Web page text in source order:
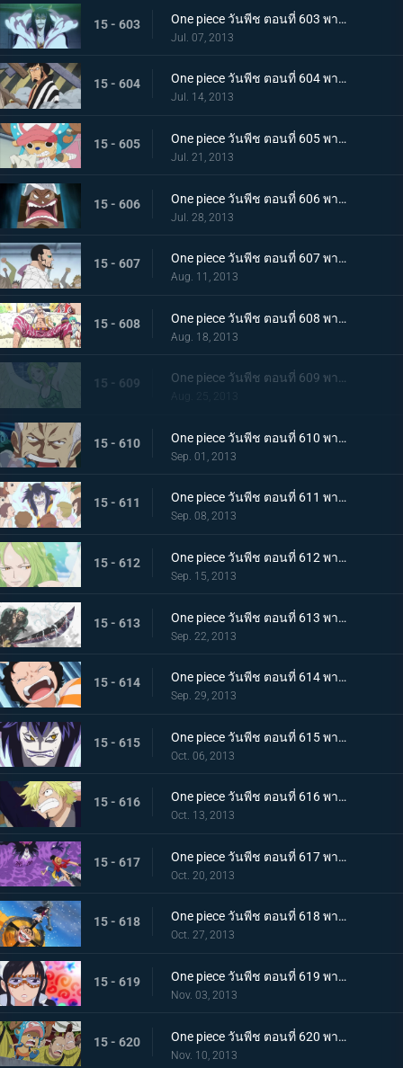
15 - 603 One piece วันพีช ตอนที่ 603 พากย์ไทย เปิดฉากตอบโต้! ลูฟี่ ลอว์หลบหนีครั้งใหญ่
Jul. 07, 2013
15 - 604 One piece วันพีช ตอนที่ 604 พากย์ไทย มุ่งสู่อาคาร R! พันธมิตรโจรสลัดบุกโจมตี
Jul. 14, 2013
15 - 605 One piece วันพีช ตอนที่ 605 พากย์ไทย น้ำตาของทาชิงิ! แผนบุกทะลวงด้วยชีวิตของ G5
Jul. 21, 2013
15 - 606 One piece วันพีช ตอนที่ 606 พากย์ไทย พลเรือโทผู้ทรยศ! ไม้ไผ่ปีศาจ เวอร์โก้!
Jul. 28, 2013
15 - 607 One piece วันพีช ตอนที่ 607 พากย์ไทย การต่อสู้สุดดุเดือด ลูฟี่ ปะทะ ซีซาร์
Aug. 11, 2013
15 - 608 One piece วันพีช ตอนที่ 608 พากย์ไทย ผู้ชักใยในเงามืด! โดฟลามิงโก้ เริ่มเคลื่อนไหว!
Aug. 18, 2013
15 - 609 One piece วันพีช ตอนที่ 609 พากย์ไทย ลูฟี่แข็งตาย!? โมเน่ สาวหิมะผู้น่ากลัว!
Aug. 25, 2013
15 - 610 One piece วันพีช ตอนที่ 610 พากย์ไทย ปะทะกำปั้น! การต่อสู้ของ 2 พลเรือโท
Sep. 01, 2013
15 - 611 One piece วันพีช ตอนที่ 611 พากย์ไทย มังกรน้อย! โมโมโนะซูเกะ ปรากฏตัว
Sep. 08, 2013
15 - 612 One piece วันพีช ตอนที่ 612 พากย์ไทย เสี่ยงตายกลางพายุหิมะ กลุ่มหมวกฟางปะทะสาวหิมะ
Sep. 15, 2013
15 - 613 One piece วันพีช ตอนที่ 613 พากย์ไทย ระเบิดท่าไม้ตาย! วิชาดาบเดียวไร้เทียมทานของโซโล!
Sep. 22, 2013
15 - 614 One piece วันพีช ตอนที่ 614 พากย์ไทย ปกป้องเพื่อนไว้! โมช่าวิ่งหนีสุดชีวิต
Sep. 29, 2013
15 - 615 One piece วันพีช ตอนที่ 615 พากย์ไทย ความโศกเศร้าของหนวดน้ำตาล! หนึ่งหมัดแห่งความโกรธของลูฟี่
Oct. 06, 2013
15 - 616 One piece วันพีช ตอนที่ 616 พากย์ไทย บทสรุปอันน่าตกใจ!!! สโมคเกอร์ ปะทะ เวอร์โก้!
Oct. 13, 2013
15 - 617 One piece วันพีช ตอนที่ 617 พากย์ไทย บดขยี้ซีซาร์! กริซลี่แม็กนั่มอันไร้เทียมทาน
Oct. 20, 2013
15 - 618 One piece วันพีช ตอนที่ 618 พากย์ไทย บุกโจมตี! มือสังหารจากเดรสโรซ่า
Oct. 27, 2013
15 - 619 One piece วันพีช ตอนที่ 619 พากย์ไทย อาละวาดสุดเหวี่ยง! แฟรงกี้โชกุนผู้ไร้เทียมทาน
Nov. 03, 2013
15 - 620 One piece วันพีช ตอนที่ 620 พากย์ไทย ไร้ทางหนีรอด! พังค์ฮาซาร์ดระเบิดครั้งใหญ่
Nov. 10, 2013